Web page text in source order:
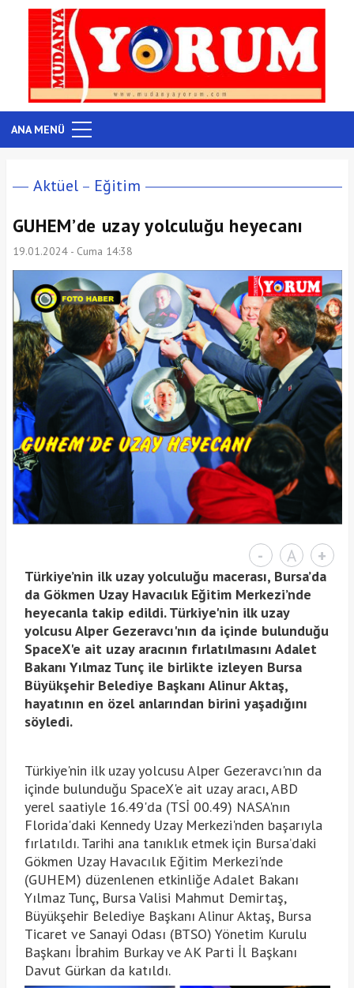
ANA MENÜ
Aktüel Eğitim
GUHEM’de uzay yolculuğu heyecanı
19.01.2024 - Cuma 14:38
- A +
Türkiye’nin ilk uzay yolculuğu macerası, Bursa’da
da Gökmen Uzay Havacılık Eğitim Merkezi’nde
heyecanla takip edildi. Türkiye'nin ilk uzay
yolcusu Alper Gezeravcı'nın da içinde bulunduğu
SpaceX'e ait uzay aracının fırlatılmasını Adalet
Bakanı Yılmaz Tunç ile birlikte izleyen Bursa
Büyükşehir Belediye Başkanı Alinur Aktaş,
hayatının en özel anlarından birini yaşadığını
söyledi.
Türkiye'nin ilk uzay yolcusu Alper Gezeravcı'nın da
içinde bulunduğu SpaceX'e ait uzay aracı, ABD
yerel saatiyle 16.49'da (TSİ 00.49) NASA'nın
Florida'daki Kennedy Uzay Merkezi'nden başarıyla
fırlatıldı. Tarihi ana tanıklık etmek için Bursa’daki
Gökmen Uzay Havacılık Eğitim Merkezi'nde
(GUHEM) düzenlenen etkinliğe Adalet Bakanı
Yılmaz Tunç, Bursa Valisi Mahmut Demirtaş,
Büyükşehir Belediye Başkanı Alinur Aktaş, Bursa
Ticaret ve Sanayi Odası (BTSO) Yönetim Kurulu
Başkanı İbrahim Burkay ve AK Parti İl Başkanı
Davut Gürkan da katıldı.